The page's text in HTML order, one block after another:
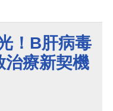
！B肝病毒
治療新契機